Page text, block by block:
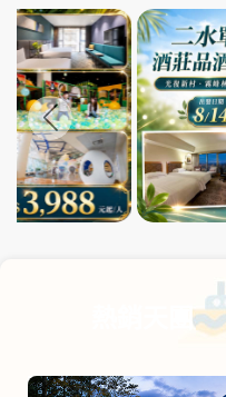
搜
尋
bar
使
用
熱銷天團